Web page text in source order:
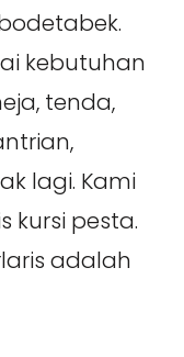
kebutuhan
tenda,
lagi. Kami
kursi pesta.
adalah